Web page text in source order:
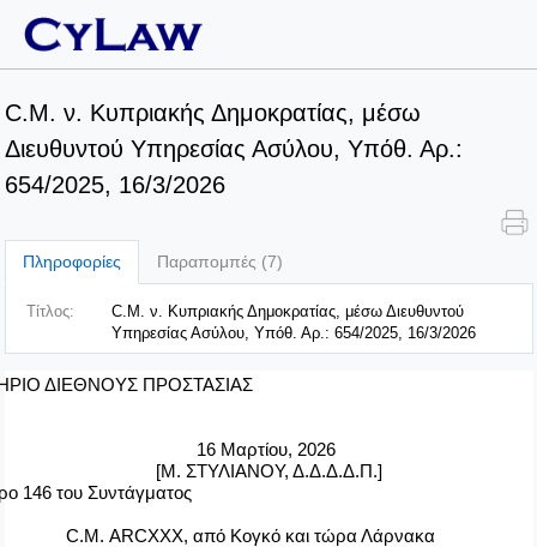
C.M. ν. Κυπριακής Δημοκρατίας, μέσω
Διευθυντού Υπηρεσίας Ασύλου, Υπόθ. Αρ.:
654/2025, 16/3/2026
Πληροφορίες Παραπομπές (7)
Τίτλος:
C.M. ν. Κυπριακής Δημοκρατίας, μέσω Διευθυντού
Υπηρεσίας Ασύλου, Υπόθ. Αρ.: 654/2025, 16/3/2026
ΔΙΕΘΝΟΥΣ ΠΡΟΣΤΑΣΙΑΣ
16 Μαρτίου, 2026
[Μ. ΣΤΥΛΙΑΝΟΥ, Δ.Δ.Δ.Δ.Π.]
146 του Συντάγματος
C.M. ARCXXX, από Κογκό και τώρα Λάρνακα